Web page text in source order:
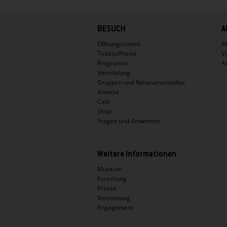
BESUCH
Öffnungszeiten
Tickets/Preise
Programm
Vermittlung
Gruppen und Reiseveranstalter
Anreise
Café
Shop
Fragen und Antworten
Weitere Informationen
Museum
Forschung
Presse
Vermietung
Engagement